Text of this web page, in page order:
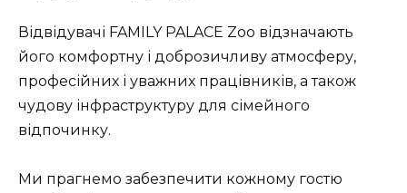
Відвідувачі FAMILY PALACE Zoo відзначають
його комфортну і доброзичливу атмосферу,
професійних і уважних працівників, а також
чудову інфраструктуру для сімейного
відпочинку.
Ми прагнемо забезпечити кожному гостю